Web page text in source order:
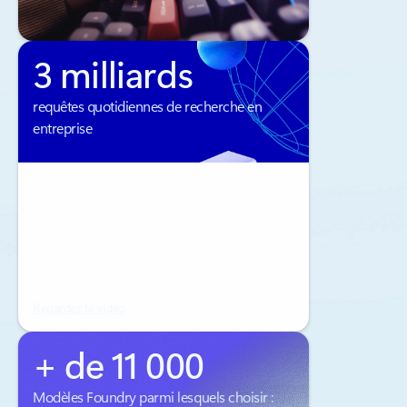
3 milliards
requêtes quotidiennes de recherche en
entreprise
+ de 11 000
Modèles Foundry parmi lesquels choisir :